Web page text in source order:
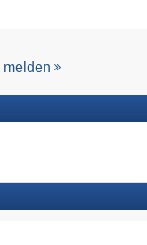
melden